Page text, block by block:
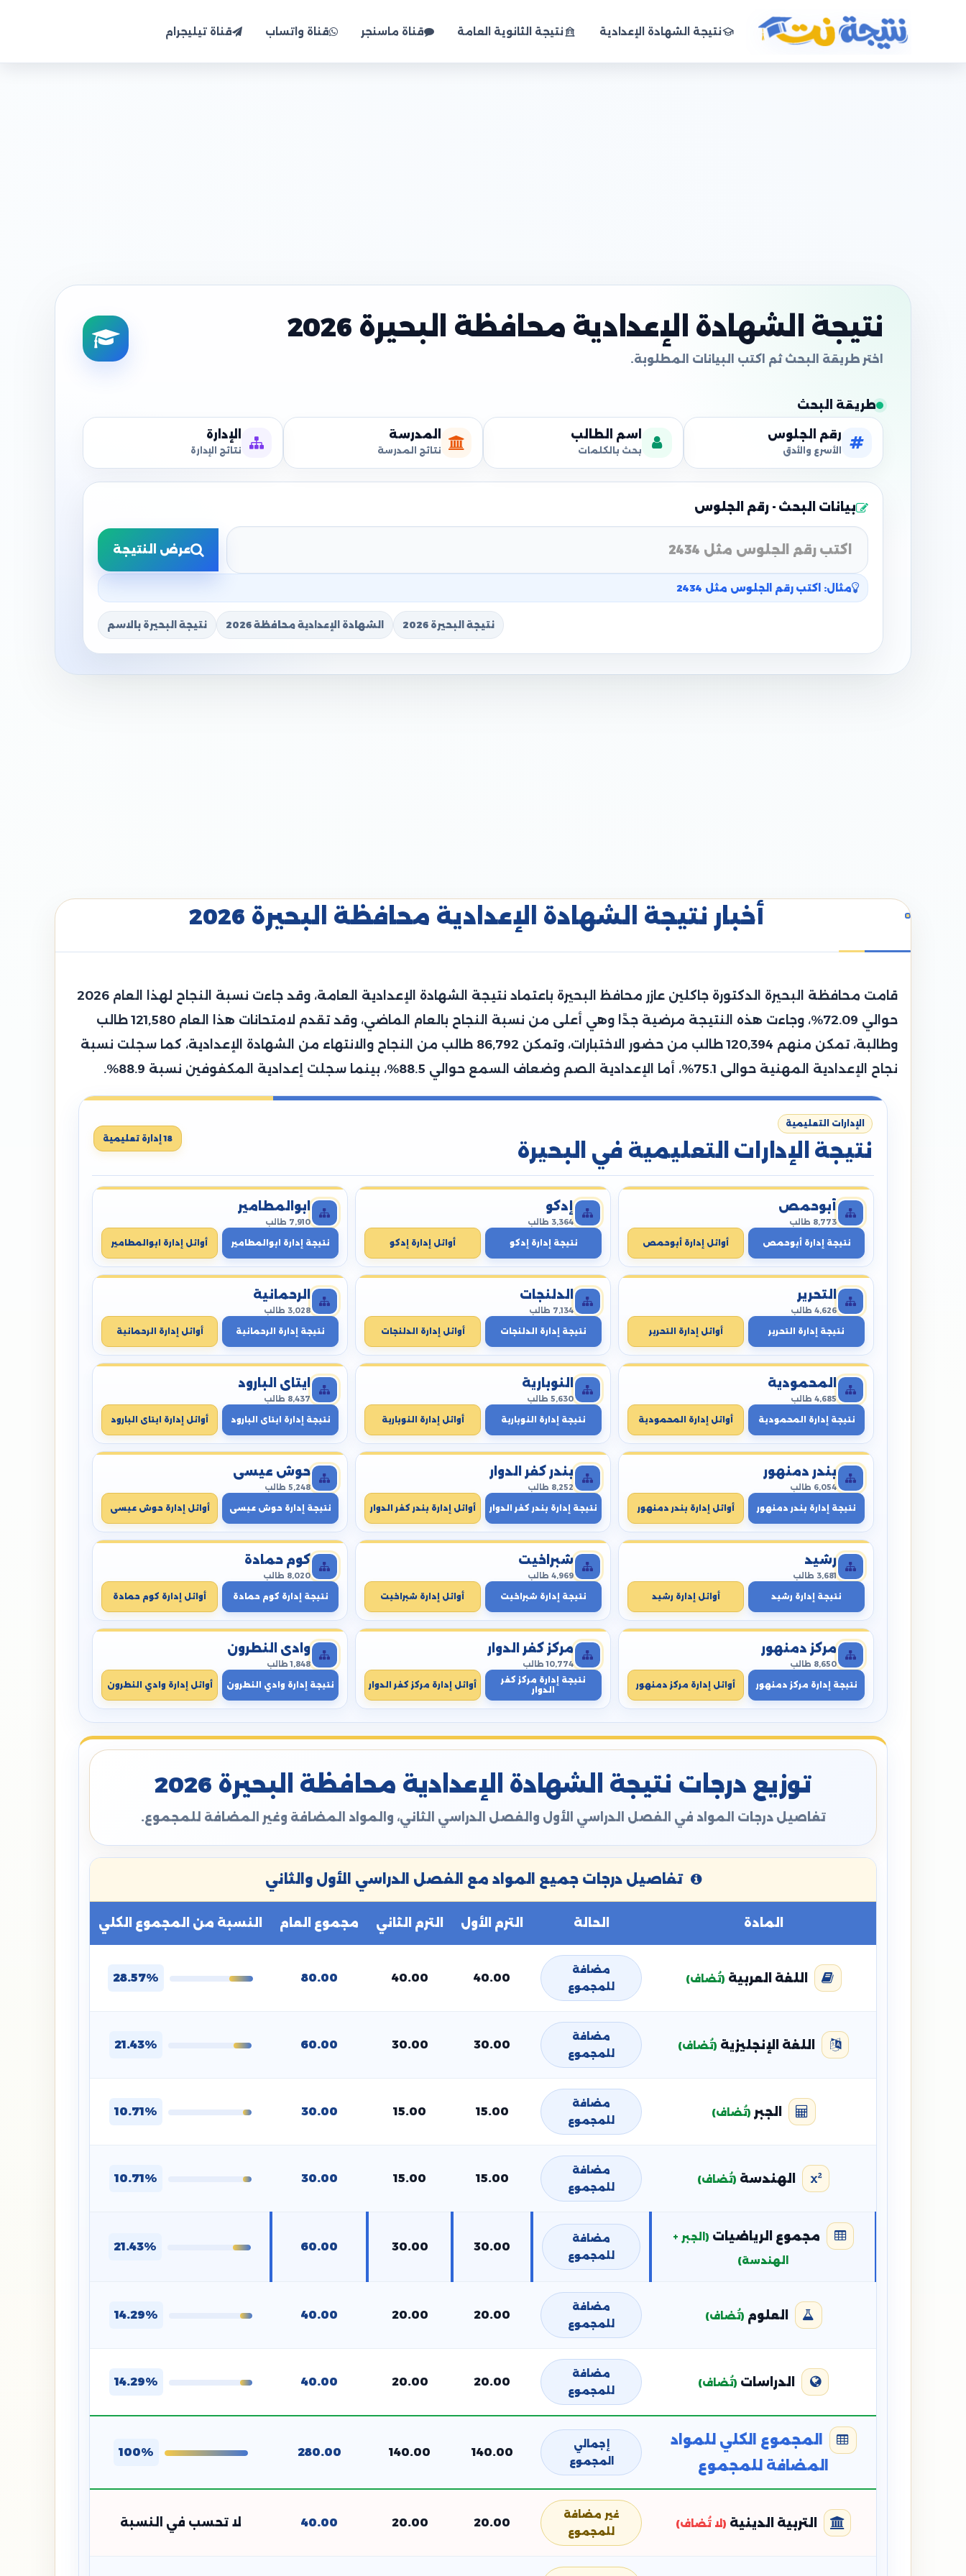
نتيجة نت
نتيجة الشهادة الإعدادية نتيجة الثانوية العامة قناة ماسنجر قناة واتساب قناة تيليجرام
نتيجة الشهادة الإعدادية محافظة البحيرة 2026
طريقة البحث
رقم الجلوس
الأسرع والأدق
اسم الطالب
بحث بالكلمات
المدرسة
نتائج المدرسة
الإدارة
نتائج الإدارة
بيانات البحث - رقم الجلوس
عرض النتيجة
مثال: اكتب رقم الجلوس مثل 2434
نتيجة البحيرة 2026 الشهادة الإعدادية محافظة 2026 نتيجة البحيرة بالاسم
أخبار نتيجة الشهادة الإعدادية محافظة البحيرة 2026
قامت محافظة البحيرة الدكتورة جاكلين عازر محافظ البحيرة باعتماد نتيجة الشهادة الإعدادية العامة، وقد جاءت نسبة النجاح لهذا العام 2026
حوالي 72.09%، وجاءت هذه النتيجة مرضية جدًا وهي أعلى من نسبة النجاح بالعام الماضي، وقد تقدم لامتحانات هذا العام 121,580 طالب
وطالبة، تمكن منهم 120,394 طالب من حضور الاختبارات، وتمكن 86,792 طالب من النجاح والانتهاء من الشهادة الإعدادية، كما سجلت نسبة
نجاح الإعدادية المهنية حوالى 75.1%، أما الإعدادية الصم وضعاف السمع حوالي 88.5%، بينما سجلت إعدادية المكفوفين نسبة 88.9%.
الإدارات التعليمية
نتيجة الإدارات التعليمية في البحيرة
18 إدارة تعليمية
أبوحمص
8,773 طالب
نتيجة إدارة أبوحمص أوائل إدارة أبوحمص
إدكو
3,364 طالب
نتيجة إدارة إدكو أوائل إدارة إدكو
ابوالمطامير
7,910 طالب
نتيجة إدارة ابوالمطامير أوائل إدارة ابوالمطامير
التحرير
4,626 طالب
نتيجة إدارة التحرير أوائل إدارة التحرير
الدلنجات
7,134 طالب
نتيجة إدارة الدلنجات أوائل إدارة الدلنجات
الرحمانية
3,028 طالب
نتيجة إدارة الرحمانية أوائل إدارة الرحمانية
المحمودية
4,685 طالب
نتيجة إدارة المحمودية أوائل إدارة المحمودية
النوبارية
5,630 طالب
نتيجة إدارة النوبارية أوائل إدارة النوبارية
ايتاى البارود
8,437 طالب
نتيجة إدارة ايتاى البارود أوائل إدارة ايتاى البارود
بندر دمنهور
6,054 طالب
نتيجة إدارة بندر دمنهور أوائل إدارة بندر دمنهور
بندر كفر الدوار
8,252 طالب
نتيجة إدارة بندر كفر الدوار أوائل إدارة بندر كفر الدوار
حوش عيسى
5,248 طالب
نتيجة إدارة حوش عيسى أوائل إدارة حوش عيسى
رشيد
3,681 طالب
نتيجة إدارة رشيد أوائل إدارة رشيد
شبراخيت
4,969 طالب
نتيجة إدارة شبراخيت أوائل إدارة شبراخيت
كوم حمادة
8,020 طالب
نتيجة إدارة كوم حمادة أوائل إدارة كوم حمادة
مركز دمنهور
8,650 طالب
نتيجة إدارة مركز دمنهور أوائل إدارة مركز دمنهور
مركز كفر الدوار
10,774 طالب
نتيجة إدارة مركز كفر
الدوار
أوائل إدارة مركز كفر الدوار
وادي النطرون
1,848 طالب
نتيجة إدارة وادي النطرون أوائل إدارة وادي النطرون
توزيع درجات نتيجة الشهادة الإعدادية محافظة البحيرة 2026
تفاصيل درجات المواد في الفصل الدراسي الأول والفصل الدراسي الثاني، والمواد المضافة وغير المضافة للمجموع.
تفاصيل درجات جميع المواد مع الفصل الدراسي الأول والثاني
المادة الحالة الترم الأول الترم الثاني مجموع العام النسبة من المجموع الكلي
اللغة العربية (تُضاف)
مضافة
للمجموع
40.00
40.00
80.00
28.57%
اللغة الإنجليزية (تُضاف)
مضافة
للمجموع
30.00
30.00
60.00
21.43%
الجبر (تُضاف)
مضافة
للمجموع
15.00
15.00
30.00
10.71%
الهندسة (تُضاف)
مضافة
للمجموع
15.00
15.00
30.00
10.71%
مجموع الرياضيات (الجبر +
الهندسة)
مضافة
للمجموع
30.00
30.00
60.00
21.43%
العلوم (تُضاف)
مضافة
للمجموع
20.00
20.00
40.00
14.29%
الدراسات (تُضاف)
مضافة
للمجموع
20.00
20.00
40.00
14.29%
المجموع الكلي للمواد
المضافة للمجموع
إجمالي
المجموع
140.00
140.00
280.00
100%
التربية الدينية (لا تُضاف)
غير مضافة
للمجموع
20.00
20.00
40.00 لا تحسب في النسبة